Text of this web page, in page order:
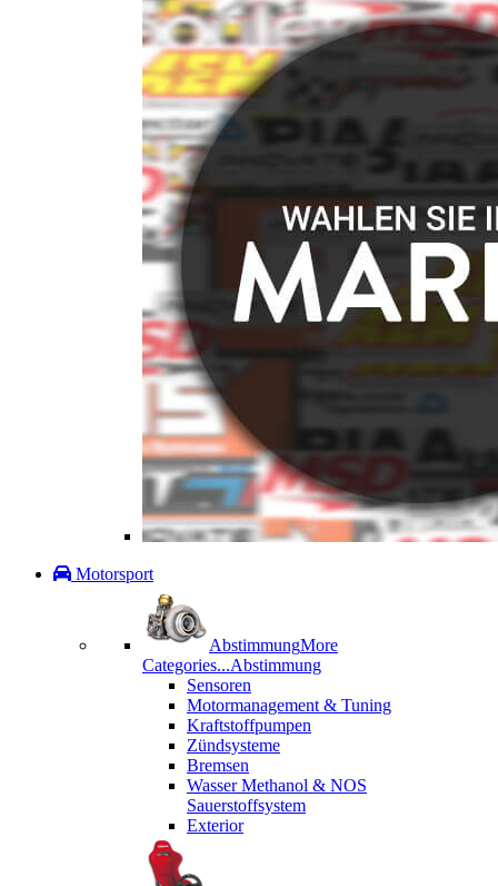
Motorsport
AbstimmungMore
Categories...Abstimmung
Sensoren
Motormanagement & Tuning
Kraftstoffpumpen
Zündsysteme
Bremsen
Wasser Methanol & NOS
Sauerstoffsystem
Exterior